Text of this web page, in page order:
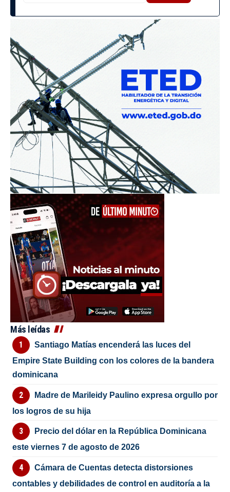
Más leídas
Santiago Matías encenderá las luces del
Empire State Building con los colores de la bandera
dominicana
Madre de Marileidy Paulino expresa orgullo por
los logros de su hija
Precio del dólar en la República Dominicana
este viernes 7 de agosto de 2026
Cámara de Cuentas detecta distorsiones
contables y debilidades de control en auditoría a la